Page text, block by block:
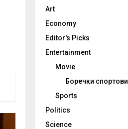
Art
Economy
Editor's Picks
Entertainment
Movie
Боречки спортови
Sports
Politics
Science